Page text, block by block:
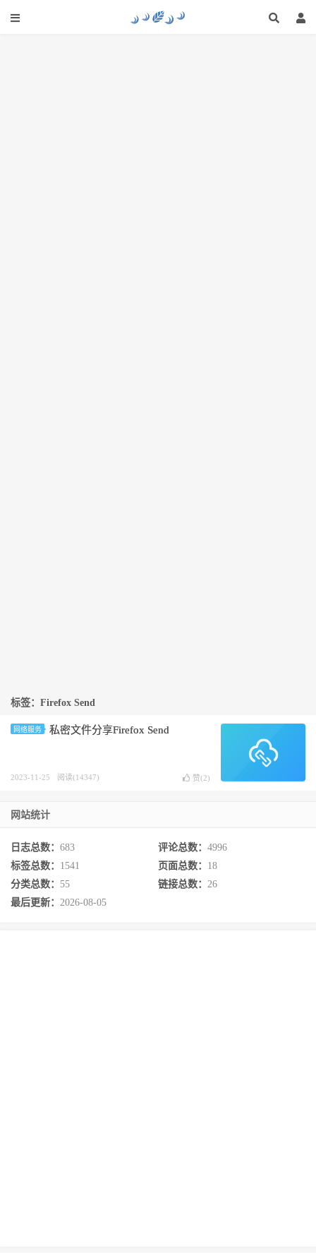
标签：Firefox Send
网络服务 私密文件分享Firefox Send
2023-11-25 阅读(14347) 赞(2)
网站统计
日志总数： 683 评论总数： 4996
标签总数： 1541 页面总数： 18
分类总数： 55 链接总数： 26
最后更新： 2026-08-05